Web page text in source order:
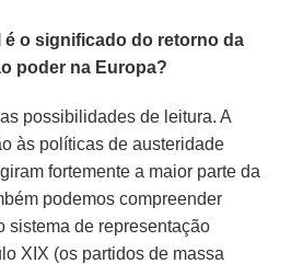
é o significado do retorno da
poder na Europa?
possibilidades de leitura. A
às políticas de austeridade
fortemente a maior parte da
podemos compreender
sistema de representação
XIX (os partidos de massa